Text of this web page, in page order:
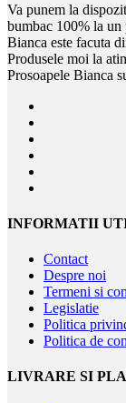
Va punem la
bumbac 100% la un
Bianca este facuta
Produsele moi la
Prosoapele Bianca
INFORMATII
Contact
Despre noi
Termeni si
Legislatie
Politica
Politica de
LIVRARE SI